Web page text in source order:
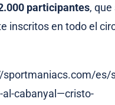
participantes,
inscritos en todo el
sportmaniacs.com/
al-cabanyal—cristo-